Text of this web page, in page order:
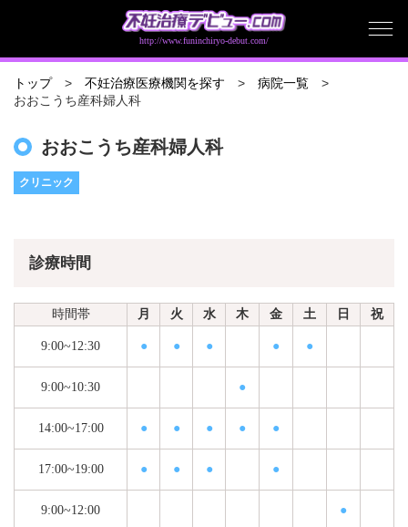
http://www.funinchiryo-debut.com/
トップ 不妊治療医療機関を探す 病院一覧
おおこうち産科婦人科
おおこうち産科婦人科
クリニック
診療時間
時間帯 月 火 水 木 金 土 日 祝
9:00~12:30 ● ● ● ● ●
9:00~10:30 ●
14:00~17:00 ● ● ● ● ●
17:00~19:00 ● ● ● ●
9:00~12:00 ●